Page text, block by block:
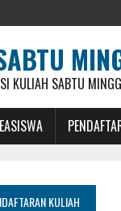
KULIAH SABTU
KULIAH